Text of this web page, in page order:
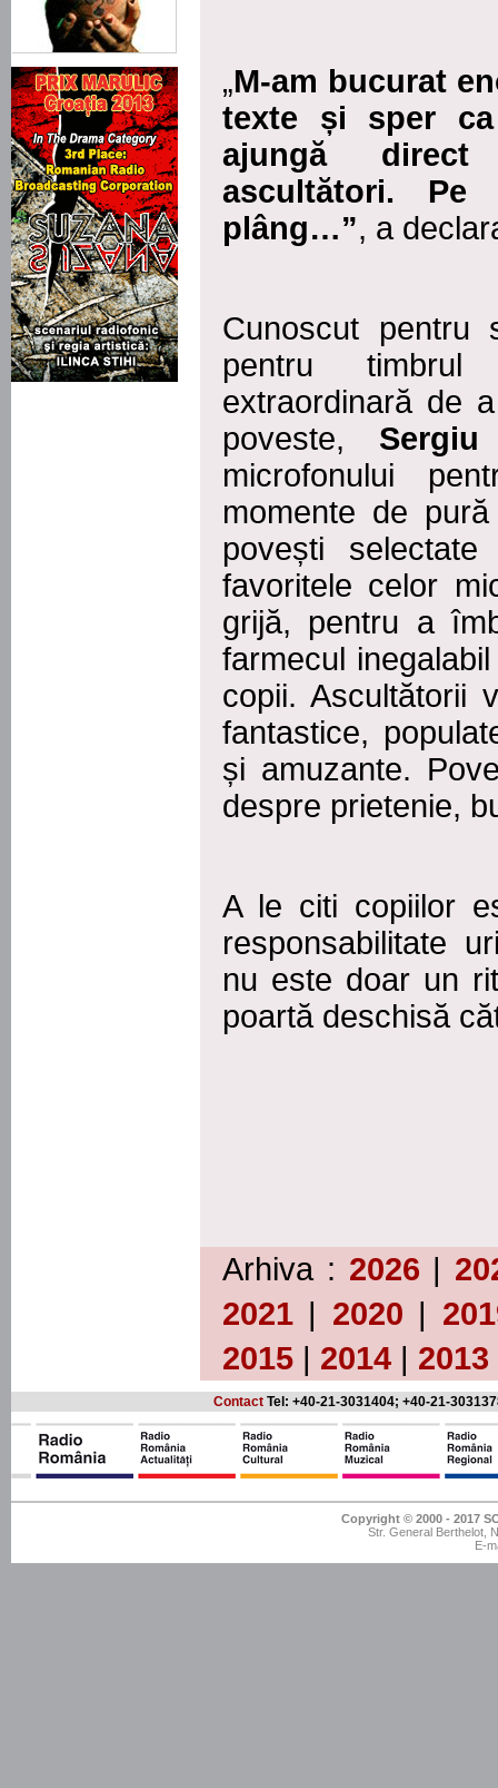
„M-am bucurat
texte și sper
ajungă
ascultători.
plâng…”, a
Cunoscut pentru
pentru
extraordinară de
poveste,
microfonului
momente de
povești
favoritele celor
grijă, pentru a
farmecul
copii. Ascultătorii
fantastice,
și amuzante.
despre prietenie,
A le citi copiilor
responsabilitate
nu este doar un
poartă deschisă
Arhiva : 2026 |
2021 | 2020 |
2015 | 2014 | 2013
Contact Tel: +40-21-3031404; +40-21-
Copyright © 2000 - 2017
Str. General Berthelot,
E-